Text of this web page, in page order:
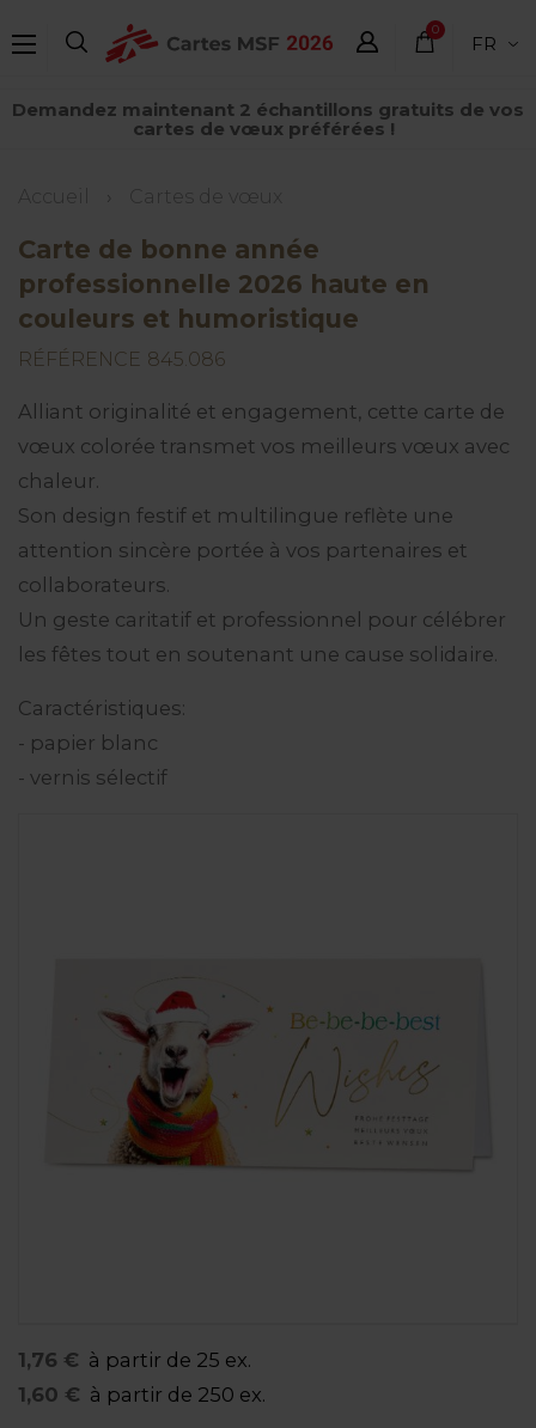
au
principal
Demandez maintenant 2 échantillons gratuits de vos
cartes de vœux préférées !
0
élémentFR
Fil
Accueil Cartes de vœux
Carte de bonne année
professionnelle 2026 haute en
couleurs et humoristique
RÉFÉRENCE 845.086
Alliant originalité et engagement, cette carte de
vœux colorée transmet vos meilleurs vœux avec
chaleur.
Son design festif et multilingue reflète une
attention sincère portée à vos partenaires et
collaborateurs.
Un geste caritatif et professionnel pour célébrer
les fêtes tout en soutenant une cause solidaire.
Caractéristiques:
- papier blanc
- vernis sélectif
1,76 € à partir de 25 ex.
1,60 € à partir de 250 ex.